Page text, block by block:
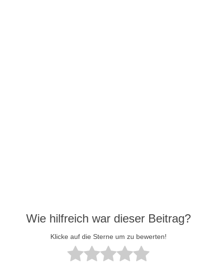
Wie hilfreich war dieser Beitrag?
Klicke auf die Sterne um zu bewerten!